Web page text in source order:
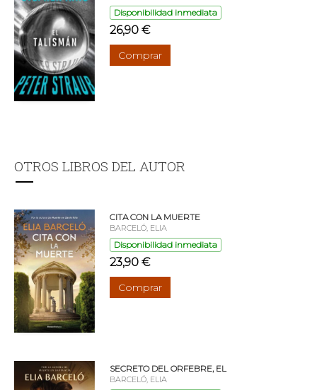
Disponibilidad inmediata
26,90 €
Comprar
OTROS LIBROS DEL AUTOR
CITA CON LA MUERTE
BARCELÓ, ELIA
Disponibilidad inmediata
23,90 €
Comprar
SECRETO DEL ORFEBRE, EL
BARCELÓ, ELIA